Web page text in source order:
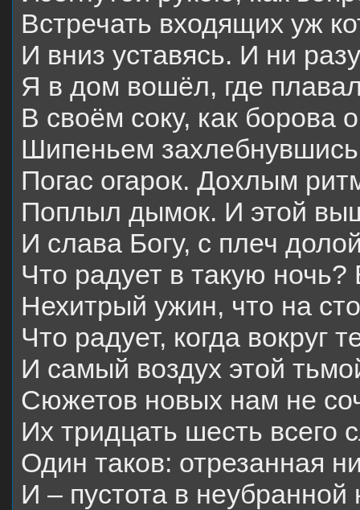
Встречать входящих уж
И вниз уставясь. И ни
Я в дом вошёл, где
В своём соку, как борова
Шипеньем захлебнувшись
Погас огарок. Дохлым
Поплыл дымок. И этой
И слава Богу, с плеч
Что радует в такую ночь?
Нехитрый ужин, что на
Что радует, когда вокруг
И самый воздух этой
Сюжетов новых нам не
Их тридцать шесть всего
Один таков: отрезанная
И – пустота в неубранной